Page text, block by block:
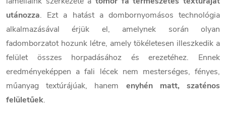
utánozza. Ezt a hatást a dombornyomásos technológia
alkalmazásával érjük el, amelynek során olyan
fadomborzatot hozunk létre, amely tökéletesen illeszkedik a
felület összes horpadásához és erezetéhez. Ennek
eredményeképpen a fali lécek nem mesterséges, fényes,
műanyag textúrájúak, hanem enyhén matt, szaténos
felületűek.